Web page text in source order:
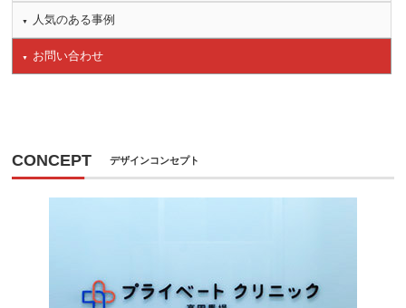
人気のある事例
お問い合わせ
CONCEPT デザインコンセプト